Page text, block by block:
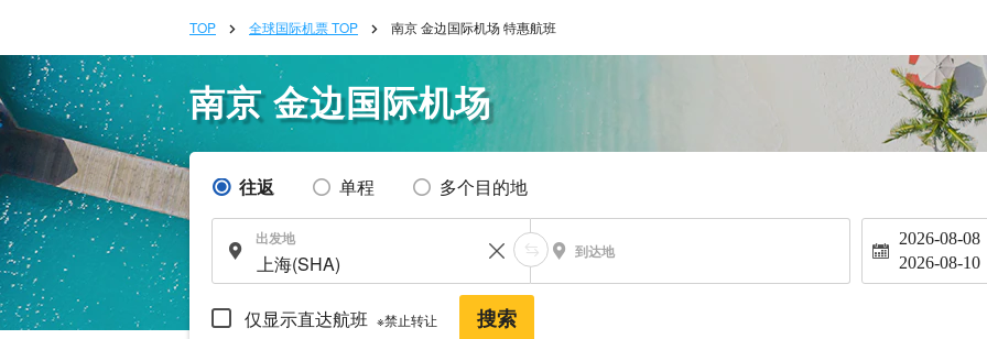
TOP 全球国际机票 TOP 南京 金边国际机场 特惠航班
南京 金边国际机场
往返 单程 多个目的地
出发地
到达地
2026-08-08
2026-08-10
仅显示直达航班 ※禁止转让 搜索